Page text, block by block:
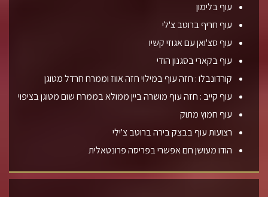
עוף בלימון
עוף חריף ברוטב צ'לי
עוף סצ'ואן עם אגוזי קשיו
עוף בקארי בסגנון הודי
קורדונבלו : חזה עוף במילוי חזה אווז וממרח חרדל מטוגן
עוף קייב : חזה עוף מושרה ביין ממולא בממרח שום מטוגן בציפוי
עוף חמוץ מתוק
רצועות עוף בבצק בירה ברוטב צ'ילי
הודו מעושן חם אפשרי בפריסה פרונטאלית